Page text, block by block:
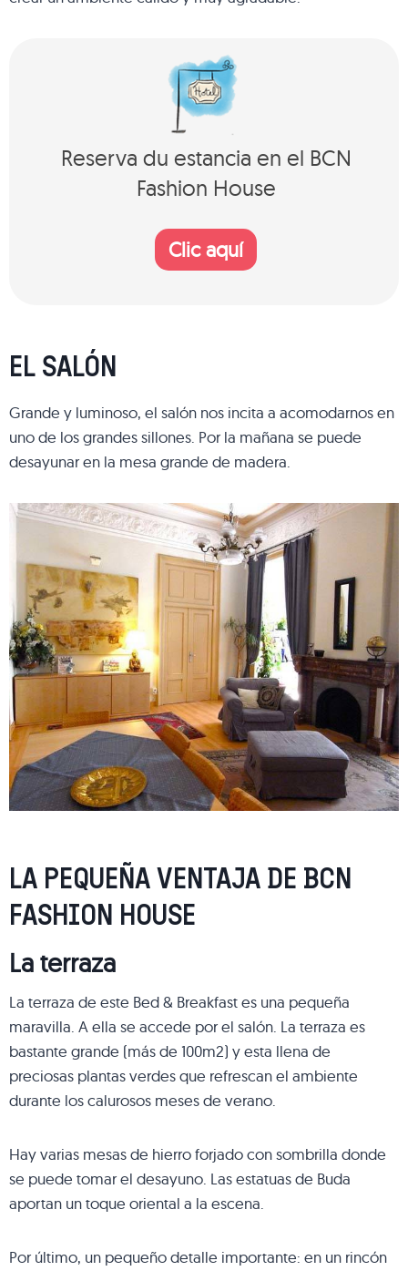
Reserva du estancia en el BCN
Fashion House
Clic aquí
EL SALÓN
Grande y luminoso, el salón nos incita a acomodarnos en
uno de los grandes sillones. Por la mañana se puede
desayunar en la mesa grande de madera.
LA PEQUEÑA VENTAJA DE BCN
FASHION HOUSE
La terraza
La terraza de este Bed & Breakfast es una pequeña
maravilla. A ella se accede por el salón. La terraza es
bastante grande (más de 100m2) y esta llena de
preciosas plantas verdes que refrescan el ambiente
durante los calurosos meses de verano.
Hay varias mesas de hierro forjado con sombrilla donde
se puede tomar el desayuno. Las estatuas de Buda
aportan un toque oriental a la escena.
Por último, un pequeño detalle importante: en un rincón